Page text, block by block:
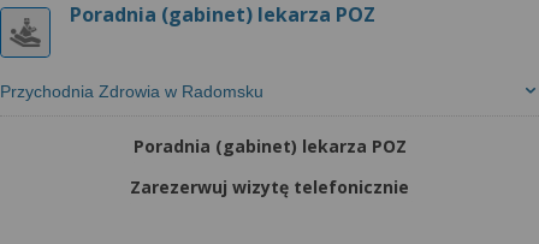
Poradnia (gabinet) lekarza POZ
Przychodnia Zdrowia w Radomsku
Poradnia (gabinet) lekarza POZ
Zarezerwuj wizytę telefonicznie